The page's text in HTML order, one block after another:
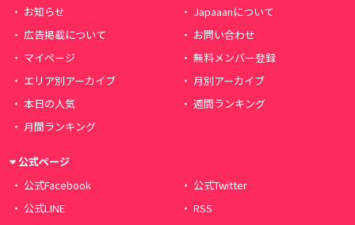
お知らせ
Japaaanについて
広告掲載について
お問い合わせ
マイページ
無料メンバー登録
エリア別アーカイブ
月別アーカイブ
本日の人気
週間ランキング
月間ランキング
公式ページ
公式Facebook
公式Twitter
公式LINE
RSS